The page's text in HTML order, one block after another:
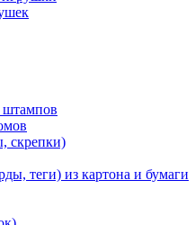
штампов
скрепки)
теги) из картона и бумаги